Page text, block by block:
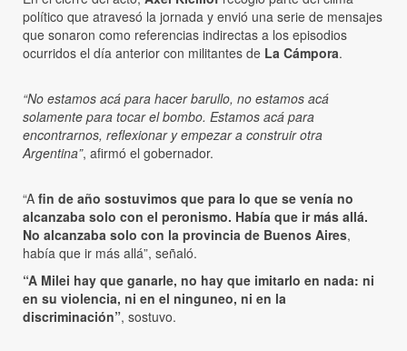
político que atravesó la jornada y envió una serie de mensajes
que sonaron como referencias indirectas a los episodios
ocurridos el día anterior con militantes de La Cámpora.
“No estamos acá para hacer barullo, no estamos acá
solamente para tocar el bombo. Estamos acá para
encontrarnos, reflexionar y empezar a construir otra
Argentina”, afirmó el gobernador.
“A fin de año sostuvimos que para lo que se venía no
alcanzaba solo con el peronismo. Había que ir más allá.
No alcanzaba solo con la provincia de Buenos Aires,
había que ir más allá”, señaló.
“A Milei hay que ganarle, no hay que imitarlo en nada: ni
en su violencia, ni en el ninguneo, ni en la
discriminación”, sostuvo.